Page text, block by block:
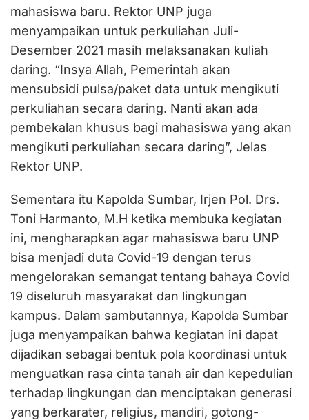
mahasiswa baru. Rektor UNP juga
menyampaikan untuk perkuliahan Juli-
Desember 2021 masih melaksanakan kuliah
daring. “Insya Allah, Pemerintah akan
mensubsidi pulsa/paket data untuk mengikuti
perkuliahan secara daring. Nanti akan ada
pembekalan khusus bagi mahasiswa yang akan
mengikuti perkuliahan secara daring”, Jelas
Rektor UNP.
Sementara itu Kapolda Sumbar, Irjen Pol. Drs.
Toni Harmanto, M.H ketika membuka kegiatan
ini, mengharapkan agar mahasiswa baru UNP
bisa menjadi duta Covid-19 dengan terus
mengelorakan semangat tentang bahaya Covid
19 diseluruh masyarakat dan lingkungan
kampus. Dalam sambutannya, Kapolda Sumbar
juga menyampaikan bahwa kegiatan ini dapat
dijadikan sebagai bentuk pola koordinasi untuk
menguatkan rasa cinta tanah air dan kepedulian
terhadap lingkungan dan menciptakan generasi
yang berkarater, religius, mandiri, gotong-